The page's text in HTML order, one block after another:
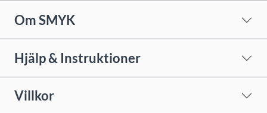
Om SMYK
Hjälp & Instruktioner
Villkor